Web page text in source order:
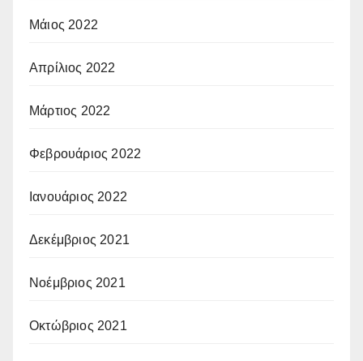
Μάιος 2022
Απρίλιος 2022
Μάρτιος 2022
Φεβρουάριος 2022
Ιανουάριος 2022
Δεκέμβριος 2021
Νοέμβριος 2021
Οκτώβριος 2021